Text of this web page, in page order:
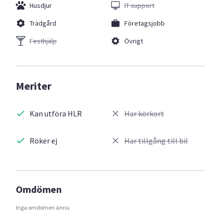
Husdjur
Trädgård
Festhjälp
IT support
Företagsjobb
Övrigt
Meriter
Kan utföra HLR
Röker ej
Har körkort
Har tillgång till bil
Omdömen
Inga omdömen ännu